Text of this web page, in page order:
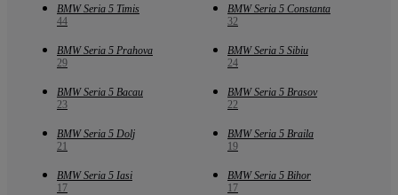
BMW Seria 5 Timis
44
BMW Seria 5 Constanta
32
BMW Seria 5 Prahova
29
BMW Seria 5 Sibiu
24
BMW Seria 5 Bacau
23
BMW Seria 5 Brasov
22
BMW Seria 5 Dolj
21
BMW Seria 5 Braila
19
BMW Seria 5 Iasi
17
BMW Seria 5 Bihor
17